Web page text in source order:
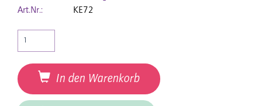
Art.Nr.:
KE72
In den Warenkorb